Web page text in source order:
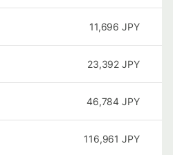
11,696 JPY
23,392 JPY
46,784 JPY
116,961 JPY